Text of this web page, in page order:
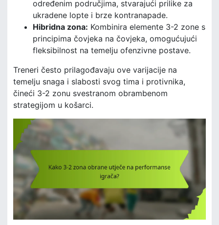
određenim područjima, stvarajući prilike za
ukradene lopte i brze kontranapade.
Hibridna zona: Kombinira elemente 3-2 zone s
principima čovjeka na čovjeka, omogućujući
fleksibilnost na temelju ofenzivne postave.
Treneri često prilagođavaju ove varijacije na
temelju snaga i slabosti svog tima i protivnika,
čineći 3-2 zonu svestranom obrambenom
strategijom u košarci.